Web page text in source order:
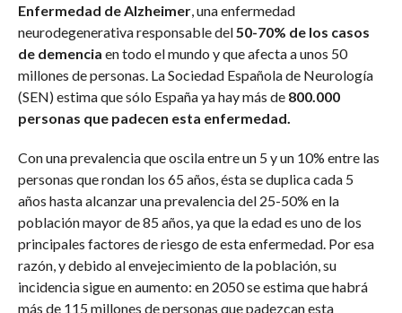
Enfermedad de Alzheimer, una enfermedad
neurodegenerativa responsable del 50-70% de los casos
de demencia en todo el mundo y que afecta a unos 50
millones de personas. La Sociedad Española de Neurología
(SEN) estima que sólo España ya hay más de 800.000
personas que padecen esta enfermedad.
Con una prevalencia que oscila entre un 5 y un 10% entre las
personas que rondan los 65 años, ésta se duplica cada 5
años hasta alcanzar una prevalencia del 25-50% en la
población mayor de 85 años, ya que la edad es uno de los
principales factores de riesgo de esta enfermedad. Por esa
razón, y debido al envejecimiento de la población, su
incidencia sigue en aumento: en 2050 se estima que habrá
más de 115 millones de personas que padezcan esta